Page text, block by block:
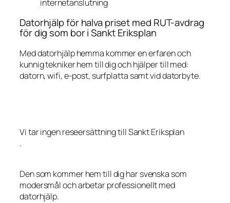
internetanslutning
Datorhjälp för halva priset med RUT-avdrag
för dig som bor i Sankt Eriksplan
Med datorhjälp hemma kommer en erfaren och
kunnig tekniker hem till dig och hjälper till med:
datorn, wifi, e-post, surfplatta samt vid datorbyte.
Vi tar ingen reseersättning till Sankt Eriksplan
.
Den som kommer hem till dig har svenska som
modersmål och arbetar professionellt med
datorhjälp.